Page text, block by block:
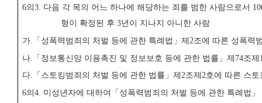
6의 3. 다음 각 목의 어느 하나에 해당하는 죄를 범한 사람으로서
형이 확정된 후3년이 지나지 아니한 사람
가. 「 성폭력범죄의 처벌 등에 관한 특례법 」 제 2조에 따른 성폭력
나. 「 정보통신망 이용촉진 및 정보보호 등에 관한 법률 」 제 74조제
다. 「 스토킹범죄의 처벌 등에 관한 법률 」 제 2조제 2호에 따른 스토
6의 4. 미성년자에 대하여 「 성폭력범죄의 처벌 등에 관한 특례법 」